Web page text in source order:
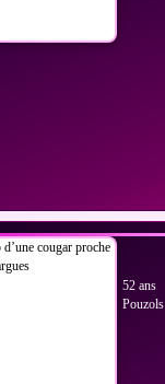
52 ans
Pouzols